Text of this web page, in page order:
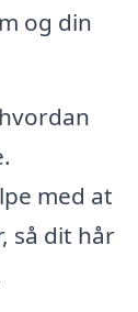
og din
med at
så dit hår